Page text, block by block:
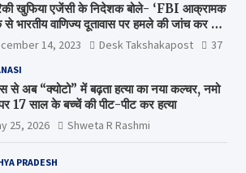
खुफिया एजेंसी के निदेशक बोले- ‘FBI आक्रामक
से भारतीय वाणिज्य दूतावास पर हमले की जांच कर रही
14, 2023 Desk Takshakapost 37
से अब “क्योटो” में बढ़ता हत्या का नया कल्चर, नमो
17 साल के बच्चें की पीट-पीट कर हत्या
25, 2026 Shweta R Rashmi
PRADESH